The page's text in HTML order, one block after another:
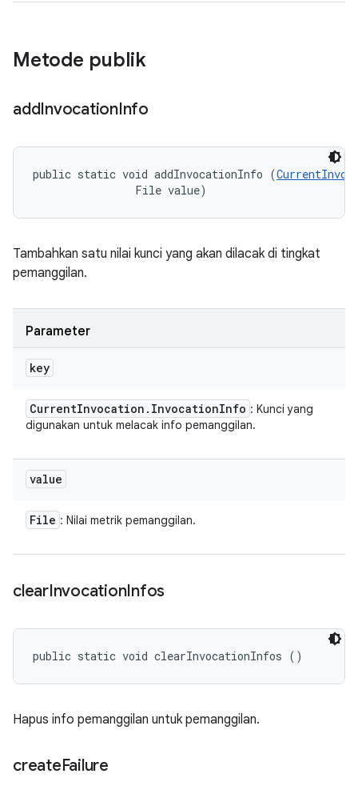
Metode publik
addInvocationInfo
public static void addInvocationInfo (
                File value)
Tambahkan satu nilai kunci yang akan dilacak di tingkat
pemanggilan.
Parameter
key
CurrentInvocation . InvocationInfo : Kunci yang
digunakan untuk melacak info pemanggilan.
value
File : Nilai metrik pemanggilan.
clearInvocationInfos
public static void clearInvocationInfos ()
Hapus info pemanggilan untuk pemanggilan.
createFailure